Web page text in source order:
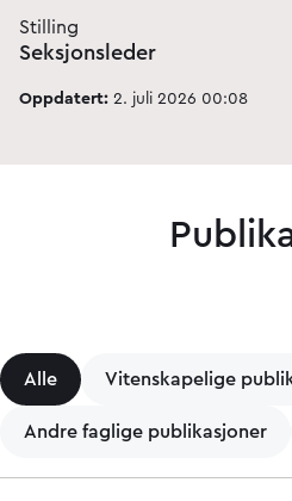
Stilling
Seksjonsleder
Oppdatert: 2. juli 2026 00:08
Alle Vitenskapelige
Andre faglige publikasjoner